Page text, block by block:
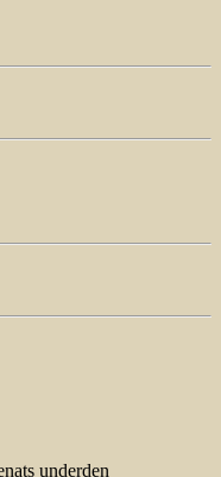
underden